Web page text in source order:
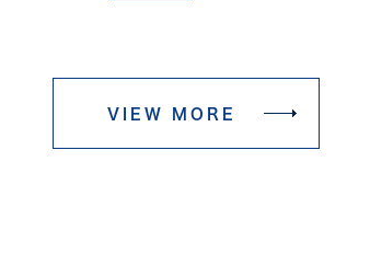
VIEW MORE